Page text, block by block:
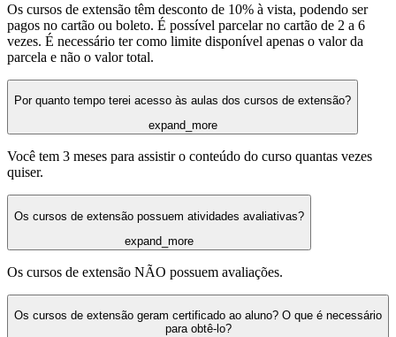
Os cursos de extensão têm desconto de 10% à vista, podendo ser
pagos no cartão ou boleto. É possível parcelar no cartão de 2 a 6
vezes. É necessário ter como limite disponível apenas o valor da
parcela e não o valor total.
Por quanto tempo terei acesso às aulas dos cursos de extensão?
expand_more
Você tem 3 meses para assistir o conteúdo do curso quantas vezes
quiser.
Os cursos de extensão possuem atividades avaliativas?
expand_more
Os cursos de extensão NÃO possuem avaliações.
Os cursos de extensão geram certificado ao aluno? O que é necessário
para obtê-lo?